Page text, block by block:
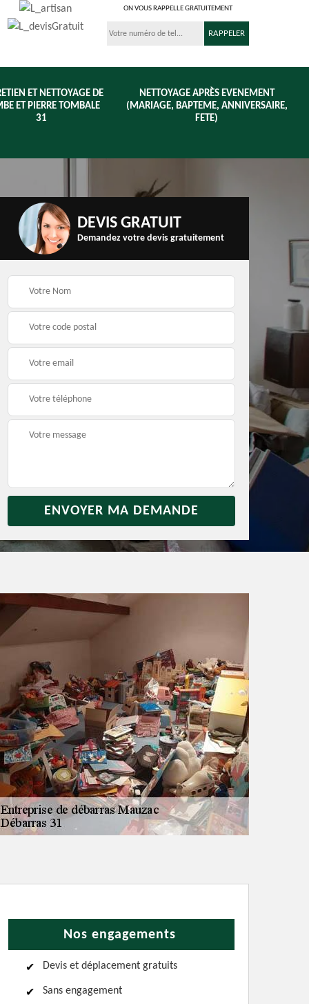
ON VOUS RAPPELLE GRATUITEMENT
ET NETTOYAGE DE
ET PIERRE TOMBALE
31
NETTOYAGE APRÈS EVENEMENT
(MARIAGE, BAPTEME, ANNIVERSAIRE,
FETE)
Débarras jardin 31
DEVIS GRATUIT
Demandez votre devis gratuitement
Nos engagements
Devis et déplacement gratuits
Sans engagement